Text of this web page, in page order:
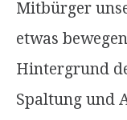
Mitbürger
etwas
Hintergrund
Spaltung und